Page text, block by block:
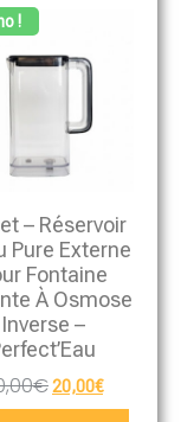
!
– Réservoir
Pure Externe
Fontaine
À Osmose
Inverse –
€20,00€